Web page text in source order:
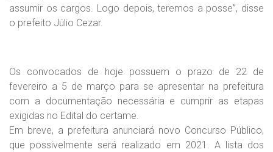
assumir os cargos. Logo depois, teremos a posse”, disse
o prefeito Júlio Cezar.
Os convocados de hoje possuem o prazo de 22 de
fevereiro a 5 de março para se apresentar na prefeitura
com a documentação necessária e cumprir as etapas
exigidas no Edital do certame.
Em breve, a prefeitura anunciará novo Concurso Público,
que possivelmente será realizado em 2021. A lista dos